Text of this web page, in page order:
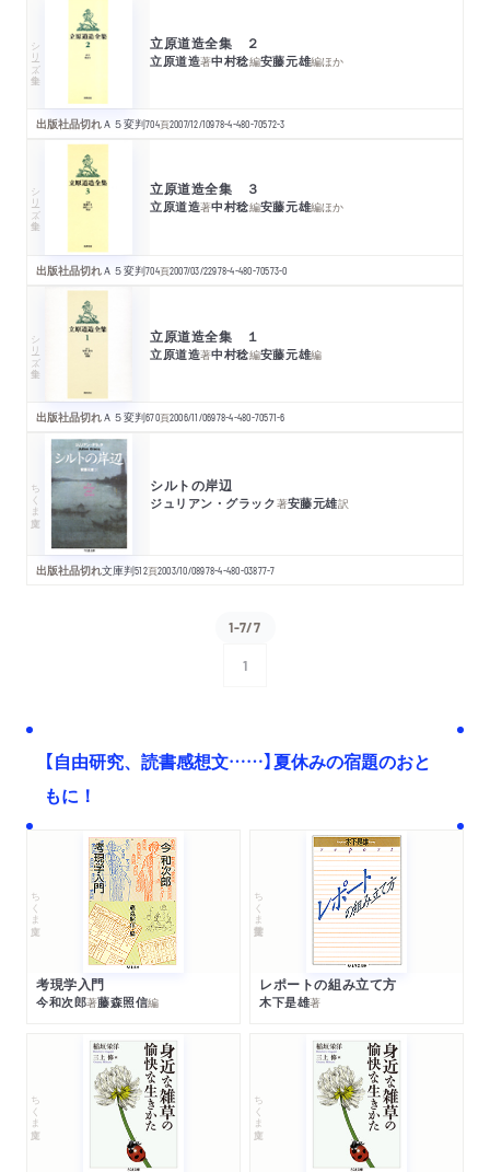
シリーズ・全集 立原道造全集 ２
立原道造著中村稔編安藤元雄編ほか
出版社品切れＡ５変判704頁2007/12/10978-4-480-70572-3
シリーズ・全集 立原道造全集 ３
立原道造著中村稔編安藤元雄編ほか
出版社品切れＡ５変判704頁2007/03/22978-4-480-70573-0
シリーズ・全集 立原道造全集 １
立原道造著中村稔編安藤元雄編
出版社品切れＡ５変判670頁2006/11/06978-4-480-70571-6
ちくま文庫 シルトの岸辺
ジュリアン・グラック著安藤元雄訳
出版社品切れ文庫判512頁2003/10/08978-4-480-03877-7
1-7/7
1
【自由研究、読書感想文……】夏休みの宿題のおと
もに！
ちくま文庫
考現学入門
今和次郎著藤森照信編
ちくま学芸文庫
レポートの組み立て方
木下是雄著
ちくま文庫 ちくま文庫